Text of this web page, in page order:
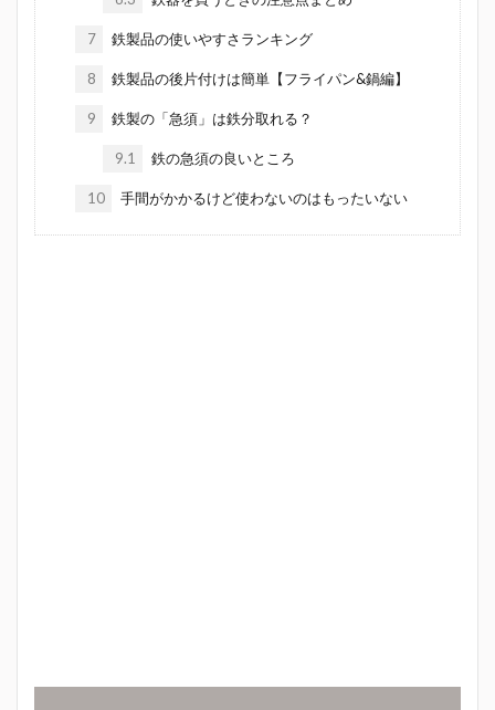
7 鉄製品の使いやすさランキング
8 鉄製品の後片付けは簡単【フライパン&鍋編】
9 鉄製の「急須」は鉄分取れる？
9.1 鉄の急須の良いところ
10 手間がかかるけど使わないのはもったいない